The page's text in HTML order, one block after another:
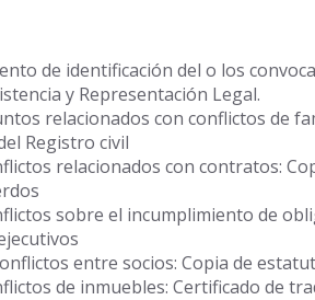
de identificación del o los
y Representación Legal.
relacionados con conflictos de
Registro civil
relacionados con contratos:
sobre el incumplimiento de
entre socios: Copia de
de inmuebles: Certificado de